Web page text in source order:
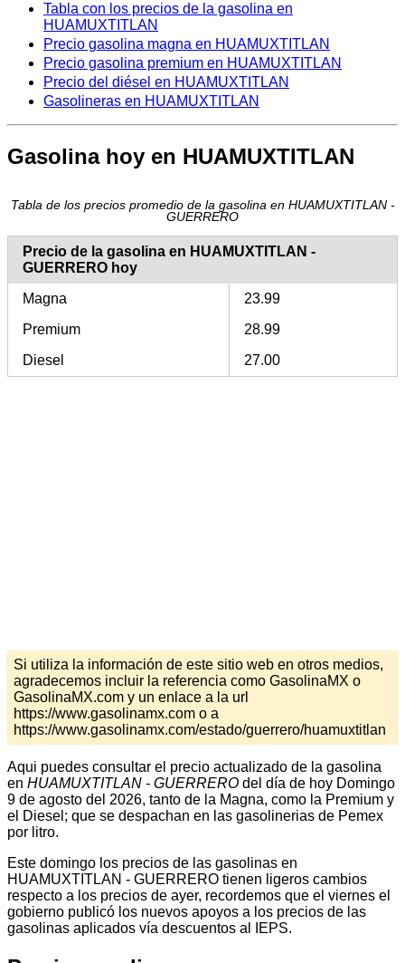
Tabla con los precios de la gasolina en
HUAMUXTITLAN
Precio gasolina magna en HUAMUXTITLAN
Precio gasolina premium en HUAMUXTITLAN
Precio del diésel en HUAMUXTITLAN
Gasolineras en HUAMUXTITLAN
Gasolina hoy en HUAMUXTITLAN
Tabla de los precios promedio de la gasolina en HUAMUXTITLAN -
GUERRERO
Precio de la gasolina en HUAMUXTITLAN -
GUERRERO hoy
Magna
23.99
Premium
28.99
Diesel
27.00
Si utiliza la información de este sitio web en otros medios,
agradecemos incluir la referencia como GasolinaMX o
GasolinaMX.com y un enlace a la url
https://www.gasolinamx.com o a
https://www.gasolinamx.com/estado/guerrero/huamuxtitlan
Aqui puedes consultar el precio actualizado de la gasolina
en HUAMUXTITLAN - GUERRERO del día de hoy Domingo
9 de agosto del 2026, tanto de la Magna, como la Premium y
el Diesel; que se despachan en las gasolinerias de Pemex
por litro.
Este domingo los precios de las gasolinas en
HUAMUXTITLAN - GUERRERO tienen ligeros cambios
respecto a los precios de ayer, recordemos que el viernes el
gobierno publicó los nuevos apoyos a los precios de las
gasolinas aplicados vía descuentos al IEPS.